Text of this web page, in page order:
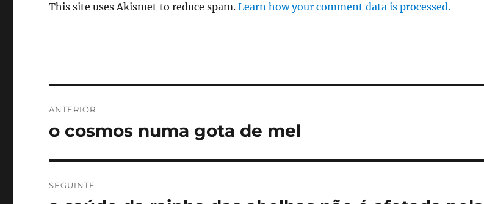
This site uses Akismet to reduce spam.Learn how your comment data is processed.
de
ANTERIOR
Artigo
o cosmos numa gota de mel
SEGUINTE